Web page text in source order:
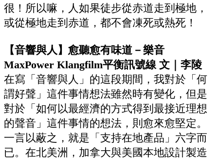
很！所以嘛，人如果徒步從赤道走到極地，
或從極地走到赤道，都不會凍死或熱死！
【音響與人】愈聽愈有味道－樂音
MaxPower Klangfilm平衡訊號線 文｜李陵
在寫「音響與人」的這段期間，我對於「何
謂好聲」這件事情想法雖然時有變化，但是
對於「如何以最經濟的方式得到最接近理想
的聲音」這件事情的想法，則愈來愈堅定。
一言以蔽之，就是「支持在地產品」六字而
已。在北美洲，加拿大與美國本地設計製造